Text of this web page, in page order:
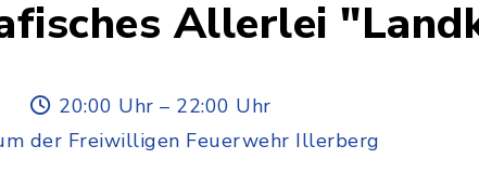
Allerlei
20:00 Uhr – 22:00 Uhr
der Freiwilligen Feuerwehr Illerberg